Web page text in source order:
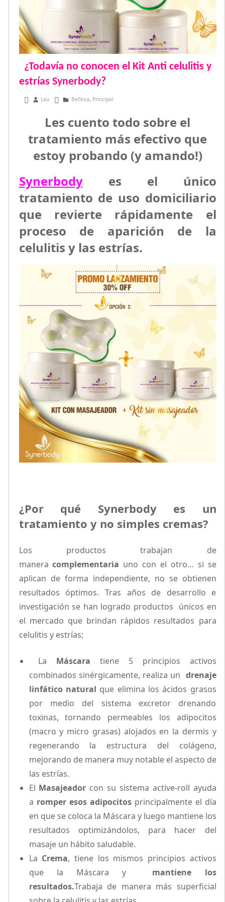
¿Todavía no conocen el Kit Anti celulitis y
estrías Synerbody?
enero 21, 2019
Lau Belleza, Principal
Les cuento todo sobre el
tratamiento más efectivo que
estoy probando (y amando!)
Synerbodyes el único
tratamiento de uso domiciliario
que revierte rápidamente el
proceso de aparición de la
celulitis y las estrías.
¿Por qué Synerbody es un
tratamiento y no simples cremas?
Los productos trabajan de
maneracomplementaria uno con el otro… si se
aplican de forma independiente, no se obtienen
resultados óptimos. Tras años de desarrollo e
investigación se han logrado productos únicos en
el mercado que brindan rápidos resultados para
celulitis y estrías;
La Máscara tiene 5 principios activos
combinados sinérgicamente, realiza un drenaje
linfático natural que elimina los ácidos grasos
por medio del sistema excretor drenando
toxinas, tornando permeables los adipocitos
(macro y micro grasas) alojados en la dermis y
regenerando la estructura del colágeno,
mejorando de manera muy notable el aspecto de
las estrías.
El Masajeador con su sistema active-roll ayuda
a romper esos adipocitosprincipalmente el día
en que se coloca la Máscara y luego mantiene los
resultados optimizándolos, para hacer del
masaje un hábito saludable.
La Crema, tiene los mismos principios activos
que la Máscara y mantiene los
resultados.Trabaja de manera más superficial